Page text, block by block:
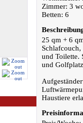
Zimmer: 3
Betten: 6
25 qm + 6
und Toilette.
und
Haustiere